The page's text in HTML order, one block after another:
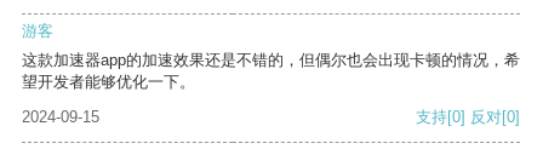
游客
这款加速器app的加速效果还是不错的，但偶尔也会出现卡顿的情况，希
望开发者能够优化一下。
2024-09-15
支持[0] 反对[0]